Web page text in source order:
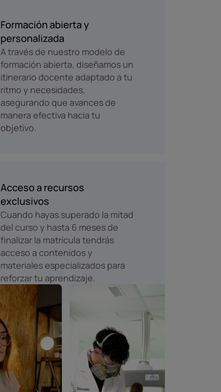
Formación abierta y
personalizada
A través de nuestro modelo de
formación abierta, diseñamos un
itinerario docente adaptado a tu
ritmo y necesidades,
asegurando que avances de
manera efectiva hacia tu
objetivo.
Acceso a recursos
exclusivos
Cuando hayas superado la mitad
del curso y hasta 6 meses de
finalizar la matrícula tendrás
acceso a contenidos y
materiales especializados para
reforzar tu aprendizaje.